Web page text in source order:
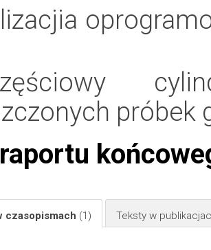
próbek
czasopismach (1) Teksty w